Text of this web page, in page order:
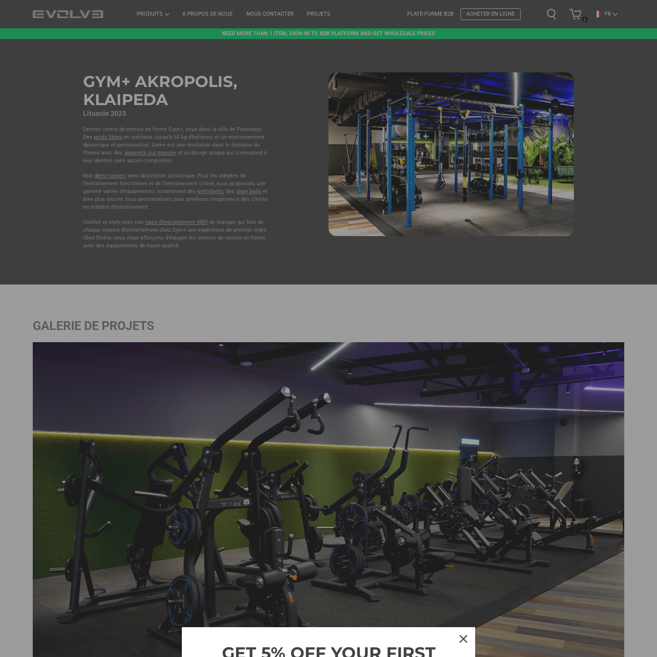
PRODUITS A PROPOS DE NOUS NOUS CONTACTER PROJETS PLATE-FORME B2B ACHETER EN LIGNE
0
FR
NEED MORE THAN 1 ITEM, SIGN-IN TO B2B PLATFORM AND GET WHOLESALE PRICES
GYM+ AKROPOLIS,
KLAIPEDA
Lituanie 2023
Dernier centre de remise en forme Gym+, situé dans la ville de Panevezys.
Des poids libres en uréthane, jusqu’à 60 kg d’haltères, et un environnement
dynamique et personnalisé. Gym+ est une révolution dans le domaine du
fitness avec des appareils sur mesure et un design unique qui correspond à
leur identité sans aucun compromis.
Nosdemi-casiers avec absorption acoustique. Pour les adeptes de
l’entraînement fonctionnel et de l’entraînement croisé, nous proposons une
gamme variée d’équipements, notamment des kettlebells, des slam balls et
bien plus encore, tous personnalisés pour améliorer l’expérience des clients
en matière d’entraînement.
Confort et style avec nostapis d’entraînement NBR de marque, qui font de
chaque séance d’entraînement chez Gym+ une expérience de premier ordre.
Chez Evolve, nous nous efforçons d’équiper les centres de remise en forme
avec des équipements de haute qualité.
GALERIE DE PROJETS
GET 5% OFF YOUR FIRST